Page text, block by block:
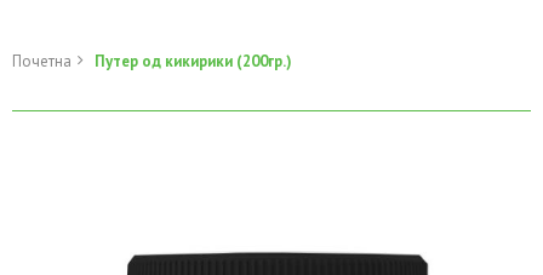
Почетна Путер од кикирики (200гр.)